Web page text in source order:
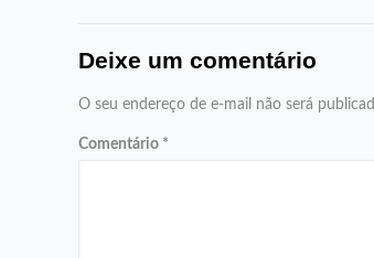
Deixe um comentário
O seu endereço de e-mail não será
Comentário *